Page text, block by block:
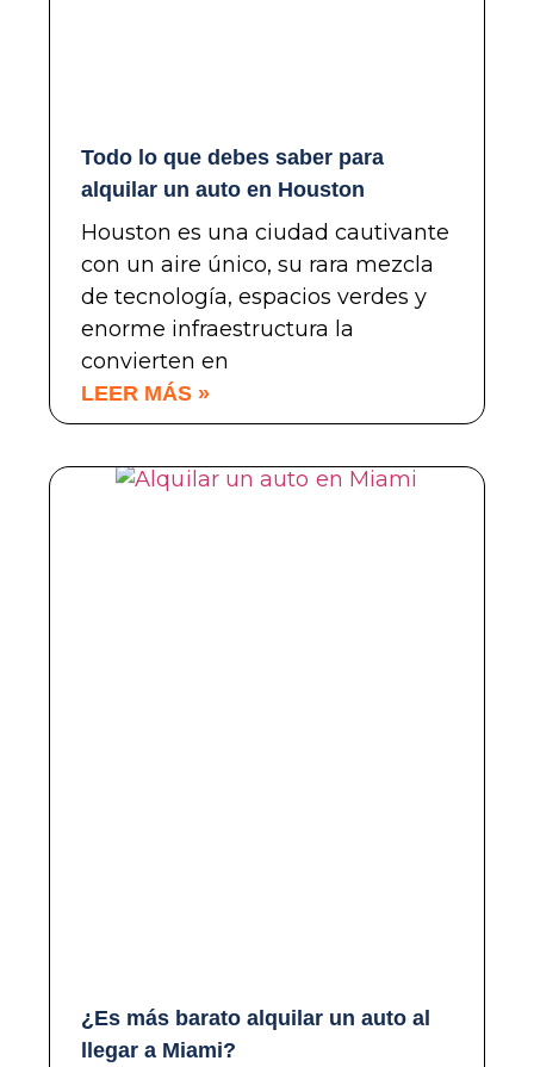
Todo lo que debes saber para
alquilar un auto en Houston
Houston es una ciudad cautivante
con un aire único, su rara mezcla
de tecnología, espacios verdes y
enorme infraestructura la
convierten en
LEER MÁS »
¿Es más barato alquilar un auto al
llegar a Miami?